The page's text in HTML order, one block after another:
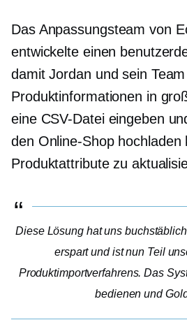
Das Anpassungsteam von
entwickelte einen
damit Jordan und sein Team
Produktinformationen in
eine CSV-Datei eingeben
den Online-Shop hochladen
Produktattribute zu
Diese Lösung hat uns
erspart und ist nun Teil
Produktimportverfahrens. Das
bedienen und